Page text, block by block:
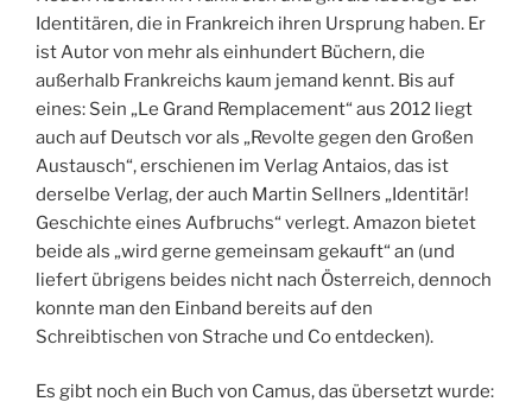
Identitären, die in Frankreich ihren Ursprung haben. Er
ist Autor von mehr als einhundert Büchern, die
außerhalb Frankreichs kaum jemand kennt. Bis auf
eines: Sein „Le Grand Remplacement“ aus 2012 liegt
auch auf Deutsch vor als „Revolte gegen den Großen
Austausch“, erschienen im Verlag Antaios, das ist
derselbe Verlag, der auch Martin Sellners „Identitär!
Geschichte eines Aufbruchs“ verlegt. Amazon bietet
beide als „wird gerne gemeinsam gekauft“ an (und
liefert übrigens beides nicht nach Österreich, dennoch
konnte man den Einband bereits auf den
Schreibtischen von Strache und Co entdecken).
Es gibt noch ein Buch von Camus, das übersetzt wurde: